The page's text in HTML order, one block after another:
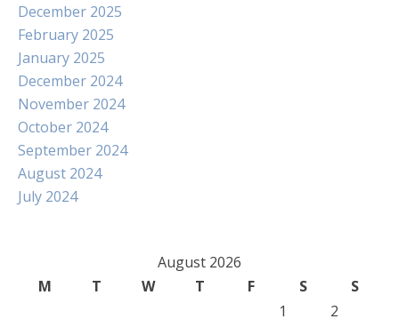
December 2025
February 2025
January 2025
December 2024
November 2024
October 2024
September 2024
August 2024
July 2024
August 2026
M
T W T F S
S
1
2